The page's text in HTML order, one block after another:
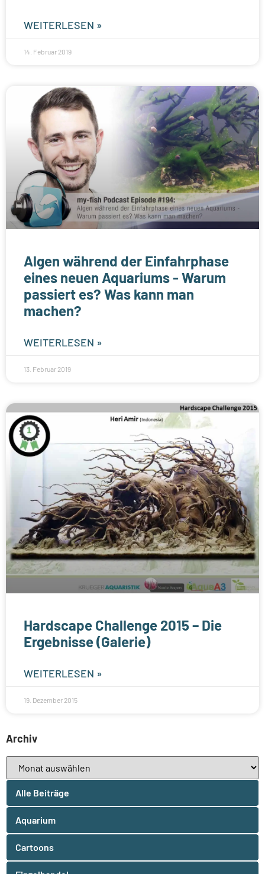
WEITERLESEN »
14. Februar 2019
Algen während der Einfahrphase
eines neuen Aquariums - Warum
passiert es? Was kann man
machen?
WEITERLESEN »
13. Februar 2019
Hardscape Challenge 2015 – Die
Ergebnisse (Galerie)
WEITERLESEN »
19. Dezember 2015
Archiv
Alle Beiträge
Aquarium
Cartoons